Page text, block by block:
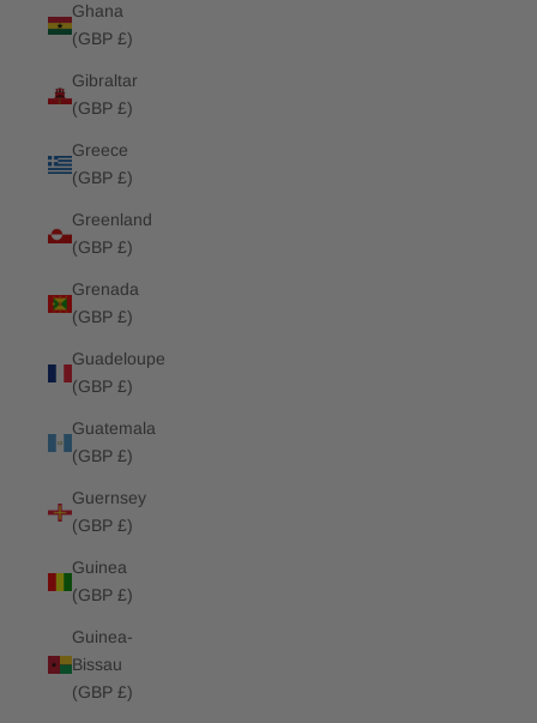
Ghana
(GBP £)
Gibraltar
(GBP £)
Greece
(GBP £)
Greenland
(GBP £)
Grenada
(GBP £)
Guadeloupe
(GBP £)
Guatemala
(GBP £)
Guernsey
(GBP £)
Guinea
(GBP £)
Guinea-
Bissau
(GBP £)